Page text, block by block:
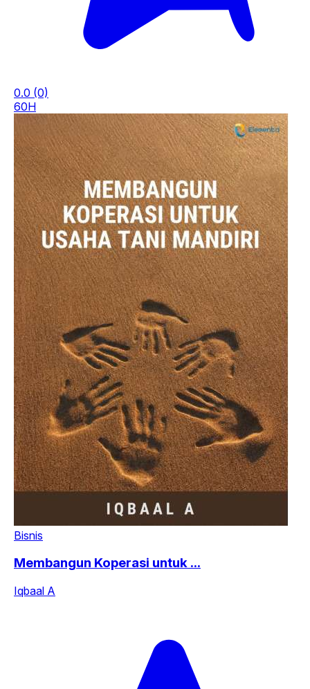
0.0 (0)
60H
Bisnis
Membangun Koperasi untuk ...
Iqbaal A